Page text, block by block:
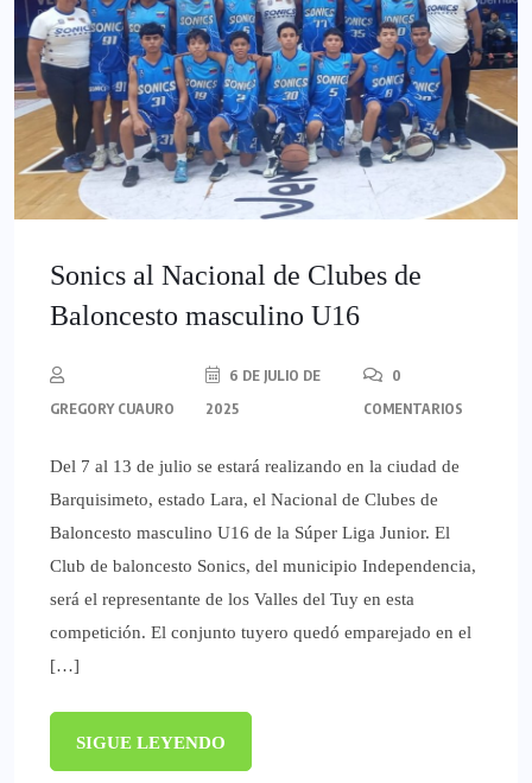
Sonics al Nacional de Clubes de
Baloncesto masculino U16
GREGORY CUAURO
6 DE JULIO DE
2025
0
COMENTARIOS
Del 7 al 13 de julio se estará realizando en la ciudad de
Barquisimeto, estado Lara, el Nacional de Clubes de
Baloncesto masculino U16 de la Súper Liga Junior. El
Club de baloncesto Sonics, del municipio Independencia,
será el representante de los Valles del Tuy en esta
competición. El conjunto tuyero quedó emparejado en el
[…]
SIGUE LEYENDO